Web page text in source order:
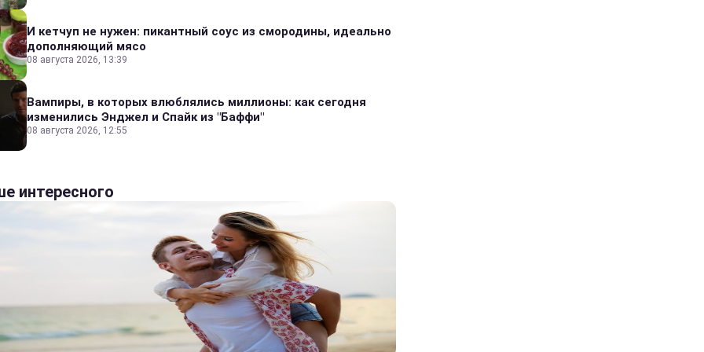
И кетчуп не нужен: пикантный соус из смородины, идеально
дополняющий мясо
08 августа 2026, 13:39
Вампиры, в которых влюблялись миллионы: как сегодня
изменились Энджел и Спайк из "Баффи"
08 августа 2026, 12:55
интересного